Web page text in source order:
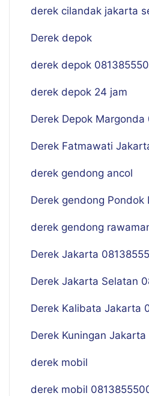
derek cilandak jakarta
Derek depok
derek depok
derek depok 24 jam
Derek Depok
Derek Fatmawati
derek gendong ancol
Derek gendong Pondok
derek gendong
Derek Jakarta
Derek Jakarta Selatan
Derek Kalibata Jakarta
Derek Kuningan Jakarta
derek mobil
derek mobil